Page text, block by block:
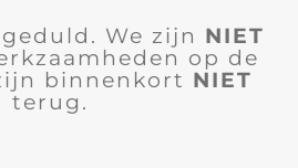
We zijn NIET
op de
binnenkort NIET
terug.